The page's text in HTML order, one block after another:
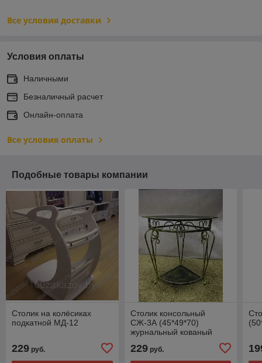
Все условия доставки
Условия оплаты
Наличными
Безналичный расчет
Онлайн-оплата
Все условия оплаты
Подобные товары компании
Столик на колёсиках
подкатной МД-12
229 руб.
Столик консольный
СЖ-3А (45*49*70)
журнальный кованый
229руб.